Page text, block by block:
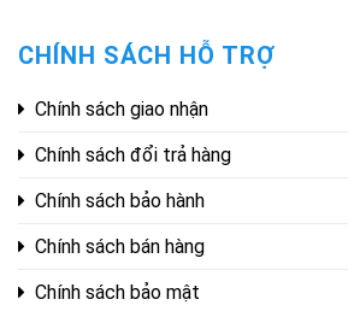
CHÍNH SÁCH HỖ TRỢ
Chính sách giao nhận
Chính sách đổi trả hàng
Chính sách bảo hành
Chính sách bán hàng
Chính sách bảo mật